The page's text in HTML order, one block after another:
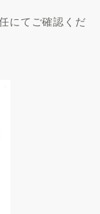
にてご確認くだ